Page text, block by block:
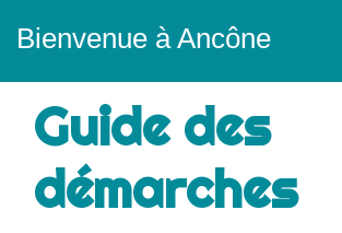
Bienvenue à Ancône
Guide des
démarches